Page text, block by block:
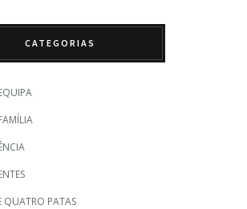
CATEGORIAS
QUATRO PATAS